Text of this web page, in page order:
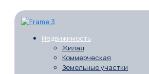
Недвижимость
Жилая
Коммерческая
Земельные участки